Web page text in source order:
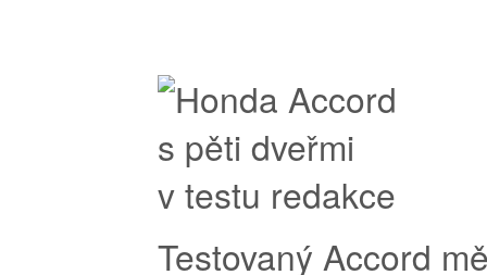
Testovaný Accord